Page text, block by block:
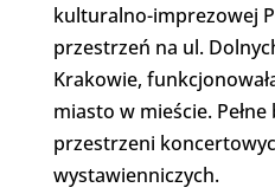
kulturalno-imprezowej
przestrzeń na ul.
Krakowie,
miasto w mieście.
przestrzeni
wystawienniczych.